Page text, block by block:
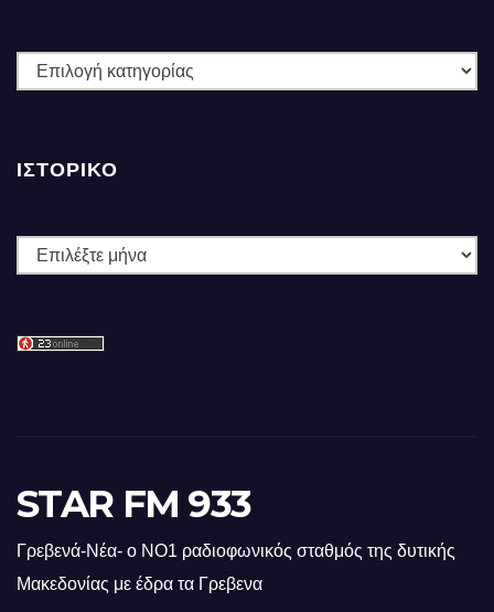
ΚΑΤΗΓΟΡΙΕΣ
ΙΣΤΟΡΙΚΌ
Ιστορικό
STAR FM 933
Γρεβενά-Νέα- ο ΝΟ1 ραδιοφωνικός σταθμός της δυτικής
Μακεδονίας με έδρα τα Γρεβενα